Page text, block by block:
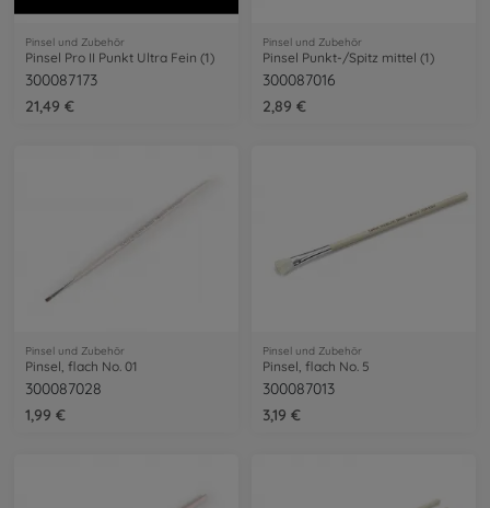
Pinsel und Zubehör
Pinsel Pro II Punkt Ultra Fein (1)
300087173
21,49 €
Pinsel und Zubehör
Pinsel Punkt-/Spitz mittel (1)
300087016
2,89 €
Pinsel und Zubehör
Pinsel, flach No. 01
300087028
1,99 €
Pinsel und Zubehör
Pinsel, flach No. 5
300087013
3,19 €